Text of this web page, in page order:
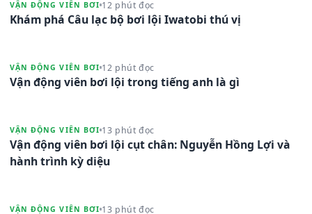
VẬN ĐỘNG VIÊN BƠI 12 phút đọc
Khám phá Câu lạc bộ bơi lội Iwatobi thú vị
VẬN ĐỘNG VIÊN BƠI 12 phút đọc
Vận động viên bơi lội trong tiếng anh là gì
VẬN ĐỘNG VIÊN BƠI 13 phút đọc
Vận động viên bơi lội cụt chân: Nguyễn Hồng Lợi và
hành trình kỳ diệu
VẬN ĐỘNG VIÊN BƠI 13 phút đọc